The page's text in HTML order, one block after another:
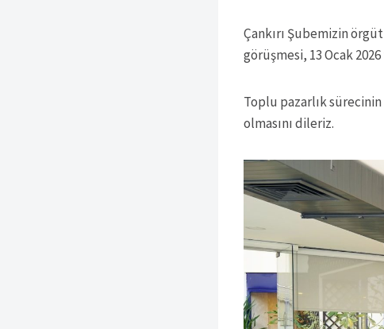
Çankırı Şubemizin
görüşmesi, 13 Ocak
Toplu pazarlık
olmasını dileriz.